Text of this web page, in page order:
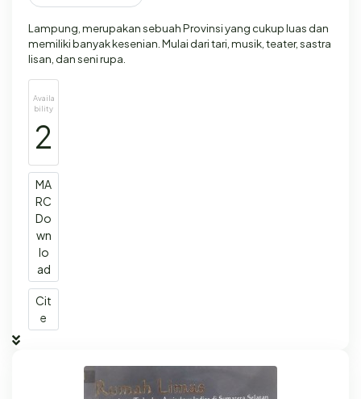
Lampung, merupakan sebuah Provinsi yang cukup luas dan
memiliki banyak kesenian. Mulai dari tari, musik, teater, sastra
lisan, dan seni rupa.
Availa
bility
2
MA
RC
Do
wn
lo
ad
Cit
e